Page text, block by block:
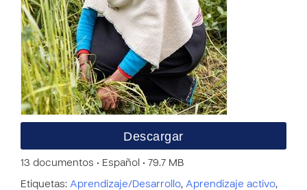
Descargar
13 documentos • Español • 79.7 MB
Etiquetas: Aprendizaje/Desarrollo, Aprendizaje activo,